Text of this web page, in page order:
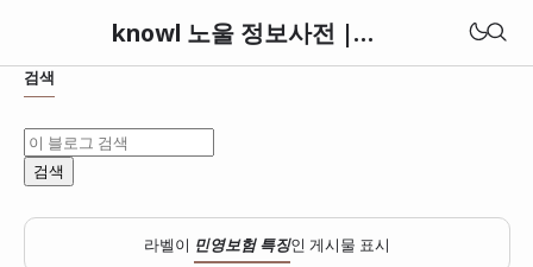
knowl 노울 정보사전 | 세상의 모든 정보와 지식 아카이브
검색
라벨이 민영보험 특징인 게시물 표시